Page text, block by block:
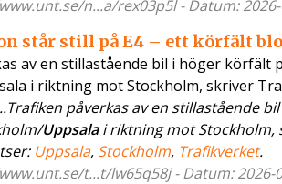
n...a/rex03p5l - Datum: 2026-
står still på E4 – ett körfält
av en stillastående bil i höger körfält
i riktning mot Stockholm, skriver
påverkas av en stillastående
Uppsalai riktning mot Stockholm,
Uppsala, Stockholm, Trafikverket.
t...t/lw65q58j - Datum: 2026-